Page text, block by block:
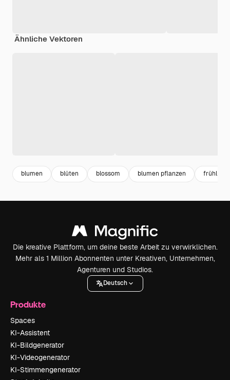
Ähnliche Vektoren
blumen blüten blossom blumen pflanzen frühling
Die kreative Plattform, um deine beste Arbeit zu verwirklichen.
Mehr als 1 Million Abonnenten unter Kreativen, Unternehmen,
Agenturen und Studios.
Deutsch
Produkte
Spaces
KI-Assistent
KI-Bildgenerator
KI-Videogenerator
KI-Stimmengenerator